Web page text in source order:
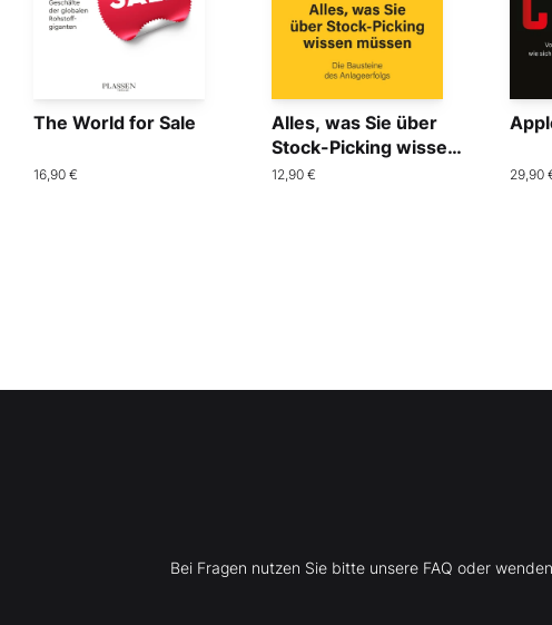
The World for Sale
16,90 €
Alles, was Sie über
Stock-Picking wissen
müssen
12,90 € 29,90
Bei Fragen nutzen Sie bitte unsere FAQ oder